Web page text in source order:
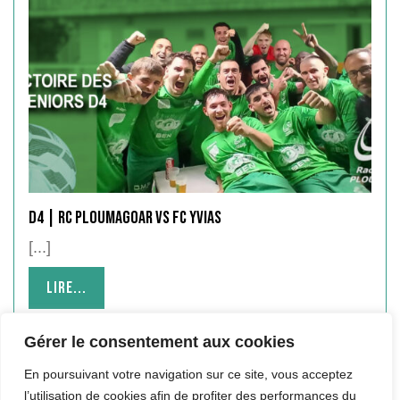
Gérer le consentement aux cookies
En poursuivant votre navigation sur ce site, vous acceptez
l’utilisation de cookies afin de profiter des performances du
D4 | RC PLOUMAGOAR VS FC YVIAS
[...]
Lire...